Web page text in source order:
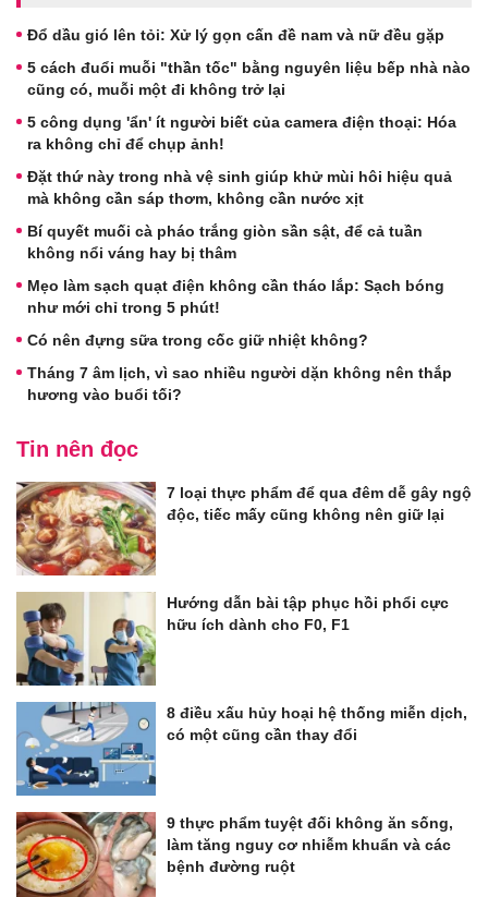
Đổ dầu gió lên tỏi: Xử lý gọn cấn đề nam và nữ đều gặp
5 cách đuổi muỗi "thần tốc" bằng nguyên liệu bếp nhà nào
cũng có, muỗi một đi không trở lại
5 công dụng 'ẩn' ít người biết của camera điện thoại: Hóa
ra không chỉ để chụp ảnh!
Đặt thứ này trong nhà vệ sinh giúp khử mùi hôi hiệu quả
mà không cần sáp thơm, không cần nước xịt
Bí quyết muối cà pháo trắng giòn sần sật, để cả tuần
không nổi váng hay bị thâm
Mẹo làm sạch quạt điện không cần tháo lắp: Sạch bóng
như mới chỉ trong 5 phút!
Có nên đựng sữa trong cốc giữ nhiệt không?
Tháng 7 âm lịch, vì sao nhiều người dặn không nên thắp
hương vào buổi tối?
Tin nên đọc
7 loại thực phẩm để qua đêm dễ gây ngộ
độc, tiếc mấy cũng không nên giữ lại
Hướng dẫn bài tập phục hồi phổi cực
hữu ích dành cho F0, F1
8 điều xấu hủy hoại hệ thống miễn dịch,
có một cũng cần thay đổi
9 thực phẩm tuyệt đối không ăn sống,
làm tăng nguy cơ nhiễm khuẩn và các
bệnh đường ruột